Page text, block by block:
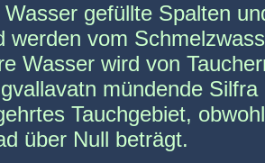
Wasser gefüllte Spalten
werden vom
Wasser wird von
mündende
Tauchgebiet,
über Null beträgt.